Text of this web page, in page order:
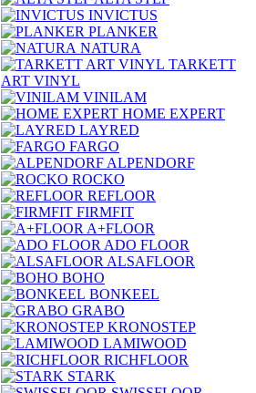
INVICTUS
PLANKER
NATURA
TARKETT
ART VINYL
VINILAM
HOME EXPERT
LAYRED
FARGO
ALPENDORF
ROCKO
REFLOOR
FIRMFIT
A+FLOOR
ADO FLOOR
ALSAFLOOR
BOHO
BONKEEL
GRABO
KRONOSTEP
LAMIWOOD
RICHFLOOR
STARK